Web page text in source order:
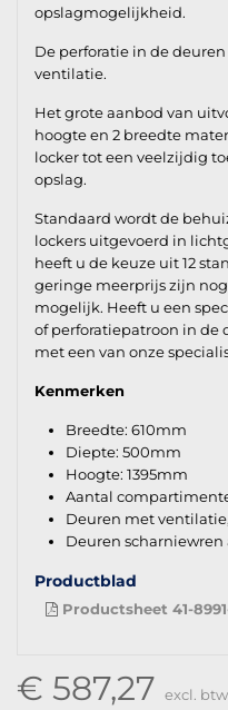
opslagmogelijkheid.
De perforatie in de
ventilatie.
Het grote aanbod van
hoogte en 2 breedte
locker tot een veelzijdig
opslag.
Standaard wordt de
lockers uitgevoerd in
heeft u de keuze uit 12
geringe meerprijs zijn nog
mogelijk. Heeft u een
of perforatiepatroon in de
met een van onze
Kenmerken
Breedte: 610mm
Diepte: 500mm
Hoogte: 1395mm
Aantal
Deuren met
Deuren
Productblad
Productsheet 41-
€ 587,27 excl. btw